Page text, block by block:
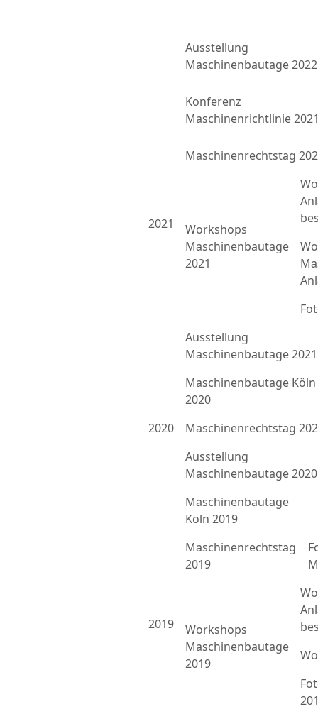
Ausstellung
Maschinenbautage 2022
2021
Konferenz
Maschinenrichtlinie
Maschinenrechtstag
Workshops
Maschinenbautage
2021
Ausstellung
Maschinenbautage 2021
2020
Maschinenbautage Köln
2020
Maschinenrechtstag
Ausstellung
Maschinenbautage 2020
2019
Maschinenbautage
Köln 2019
Maschinenrechtstag
2019
Workshops
Maschinenbautage
2019